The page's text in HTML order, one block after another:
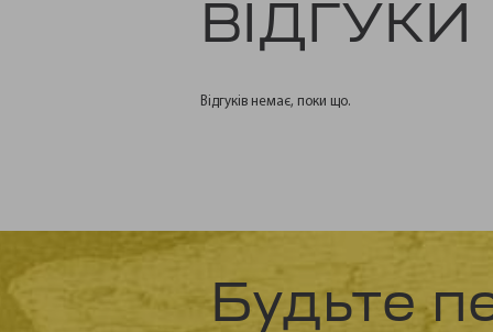
ВІДГУКИ
Відгуків немає, поки що.
Будьте